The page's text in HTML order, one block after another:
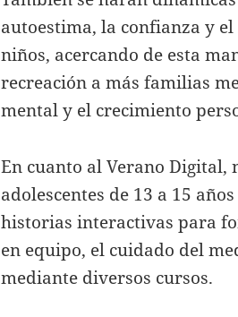
autoestima, la confianza y
niños, acercando de esta
recreación a más familias
mental y el crecimiento
En cuanto al Verano Digital,
adolescentes de 13 a 15
historias interactivas para
en equipo, el cuidado del
mediante diversos cursos.